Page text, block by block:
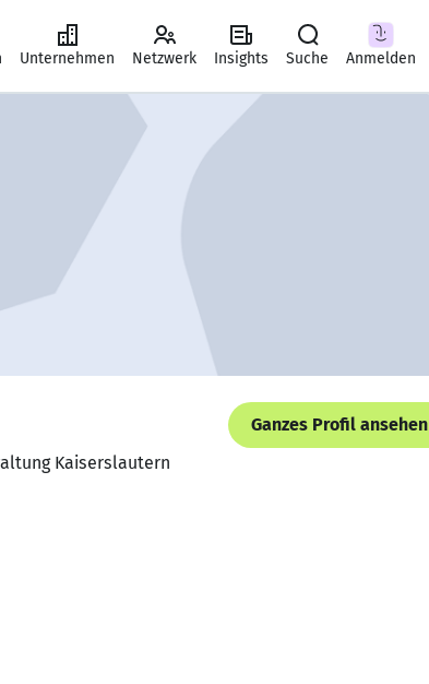
Unternehmen Netzwerk Insights Suche Anmelden
Ganzes Profil ansehen
Kaiserslautern